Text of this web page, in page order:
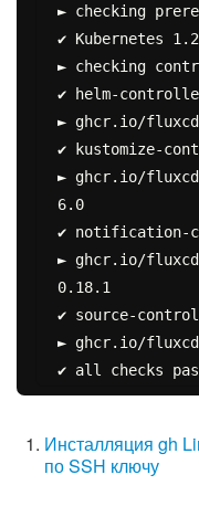
► checking
✔ Kubernetes
► checking
✔ helm-
► ghcr.io/
✔ kustomize-
► ghcr.io/
6.0
✔ notification-
► ghcr.io/
0.18.1
✔ source-
► ghcr.io/
Инсталляция gh
по SSH ключу